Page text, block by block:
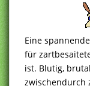
Eine
für
ist. Blutig,
zwischendurch